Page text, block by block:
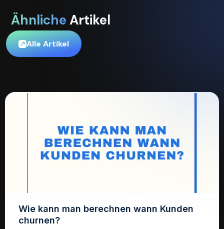
Ähnliche Artikel
Alle Artikel
Wie kann man berechnen wann Kunden
churnen?